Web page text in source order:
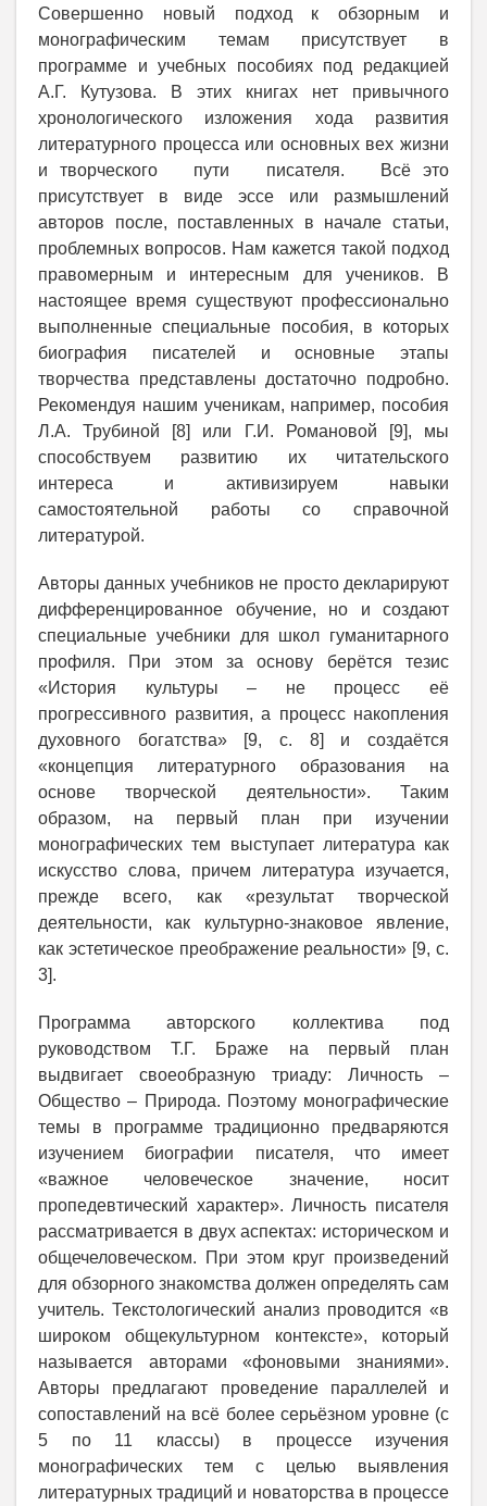
Совершенно новый подход к обзорным и
монографическим темам присутствует в
программе и учебных пособиях под редакцией
А.Г. Кутузова. В этих книгах нет привычного
хронологического изложения хода развития
литературного процесса или основных вех жизни
и творческого пути писателя. Всё это
присутствует в виде эссе или размышлений
авторов после, поставленных в начале статьи,
проблемных вопросов. Нам кажется такой подход
правомерным и интересным для учеников. В
настоящее время существуют профессионально
выполненные специальные пособия, в которых
биография писателей и основные этапы
творчества представлены достаточно подробно.
Рекомендуя нашим ученикам, например, пособия
Л.А. Трубиной [8] или Г.И. Романовой [9], мы
способствуем развитию их читательского
интереса и активизируем навыки
самостоятельной работы со справочной
литературой.
Авторы данных учебников не просто декларируют
дифференцированное обучение, но и создают
специальные учебники для школ гуманитарного
профиля. При этом за основу берётся тезис
«История культуры – не процесс её
прогрессивного развития, а процесс накопления
духовного богатства» [9, с. 8] и создаётся
«концепция литературного образования на
основе творческой деятельности». Таким
образом, на первый план при изучении
монографических тем выступает литература как
искусство слова, причем литература изучается,
прежде всего, как «результат творческой
деятельности, как культурно-знаковое явление,
как эстетическое преображение реальности» [9, с.
3].
Программа авторского коллектива под
руководством Т.Г. Браже на первый план
выдвигает своеобразную триаду: Личность –
Общество – Природа. Поэтому монографические
темы в программе традиционно предваряются
изучением биографии писателя, что имеет
«важное человеческое значение, носит
пропедевтический характер». Личность писателя
рассматривается в двух аспектах: историческом и
общечеловеческом. При этом круг произведений
для обзорного знакомства должен определять сам
учитель. Текстологический анализ проводится «в
широком общекультурном контексте», который
называется авторами «фоновыми знаниями».
Авторы предлагают проведение параллелей и
сопоставлений на всё более серьёзном уровне (с
5 по 11 классы) в процессе изучения
монографических тем с целью выявления
литературных традиций и новаторства в процессе